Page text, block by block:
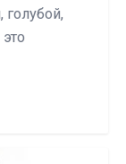
голубой,